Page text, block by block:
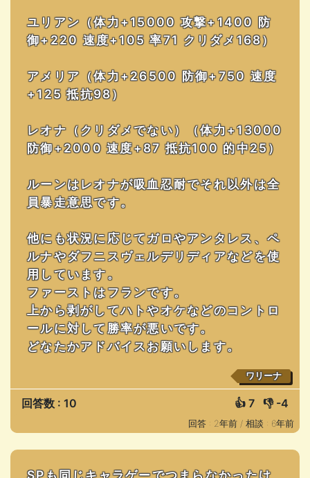
ユリアン（体力+15000 攻撃+1400 防
御+220 速度+105 率71 クリダメ168）
アメリア（体力+26500 防御+750 速度
+125 抵抗98）
レオナ（クリダメでない）（体力+13000
防御+2000 速度+87 抵抗100 的中25）
ルーンはレオナが吸血忍耐でそれ以外は全
員暴走意思です。
他にも状況に応じてガロやアンタレス、ペ
ルナやダフニスヴェルデリディアなどを使
用しています。
ファーストはフランです。
上から剥がしてハトやオケなどのコントロ
ールに対して勝率が悪いです。
どなたかアドバイスお願いします。
ワリーナ
回答数 : 10 👍 7 👎 -4
回答 : 2年前 / 相談 : 6年前
SPも同じキャラゲーでつまらなかったけ